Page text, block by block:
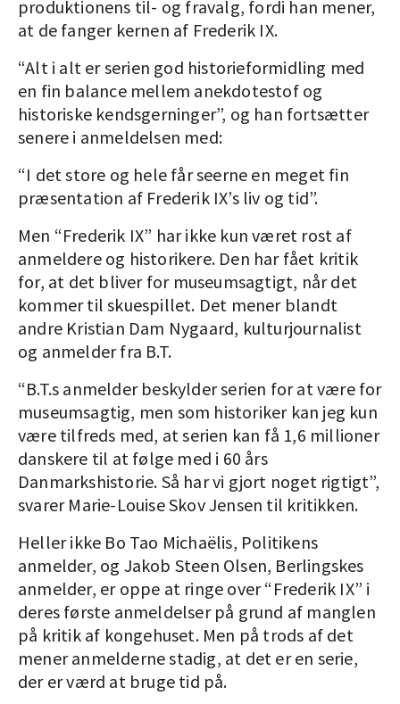
produktionens til- og fravalg, fordi han mener,
at de fanger kernen af Frederik IX.
“Alt i alt er serien god historieformidling med
en fin balance mellem anekdotestof og
historiske kendsgerninger”, og han fortsætter
senere i anmeldelsen med:
“I det store og hele får seerne en meget fin
præsentation af Frederik IX’s liv og tid”.
Men “Frederik IX” har ikke kun været rost af
anmeldere og historikere. Den har fået kritik
for, at det bliver for museumsagtigt, når det
kommer til skuespillet. Det mener blandt
andre Kristian Dam Nygaard, kulturjournalist
og anmelder fra B.T.
“B.T.s anmelder beskylder serien for at være for
museumsagtig, men som historiker kan jeg kun
være tilfreds med, at serien kan få 1,6 millioner
danskere til at følge med i 60 års
Danmarkshistorie. Så har vi gjort noget rigtigt”,
svarer Marie-Louise Skov Jensen til kritikken.
Heller ikke Bo Tao Michaëlis, Politikens
anmelder, og Jakob Steen Olsen, Berlingskes
anmelder, er oppe at ringe over “Frederik IX” i
deres første anmeldelser på grund af manglen
på kritik af kongehuset. Men på trods af det
mener anmelderne stadig, at det er en serie,
der er værd at bruge tid på.